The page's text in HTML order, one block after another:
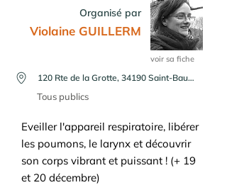
Organisé par
Violaine GUILLERM
voir sa fiche
120 Rte de la Grotte, 34190 Saint-Bauzille-de-Putois, France
Tous publics
Eveiller l'appareil respiratoire, libérer
les poumons, le larynx et découvrir
son corps vibrant et puissant ! (+ 19
et 20 décembre)